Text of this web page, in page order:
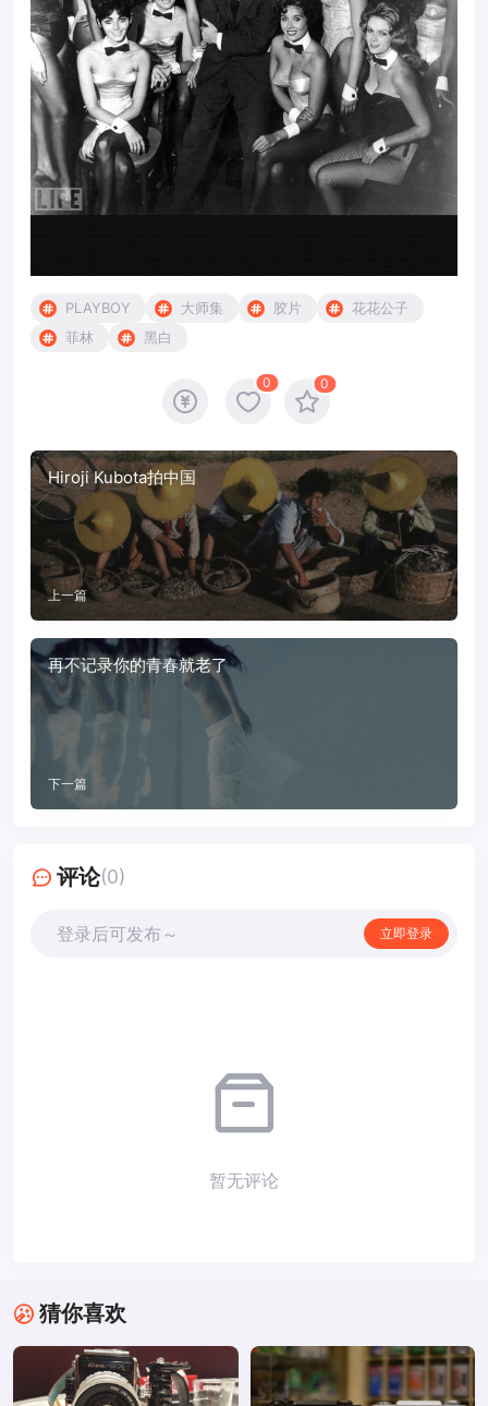
PLAYBOY 大师集 胶片
花花公子
菲林
黑白
0 0
Hiroji Kubota拍中国
上一篇
再不记录你的青春就老了
下一篇
评论(0)
登录后可发布～ 立即登录
暂无评论
猜你喜欢